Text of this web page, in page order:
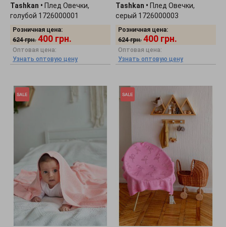
Tashkan • Плед Овечки,
голубой 1726000001
Розничная цена:
624 грн. 400 грн.
Оптовая цена:
Узнать оптовую цену
Tashkan • Плед Овечки,
серый 1726000003
Розничная цена:
624 грн. 400 грн.
Оптовая цена:
Узнать оптовую цену